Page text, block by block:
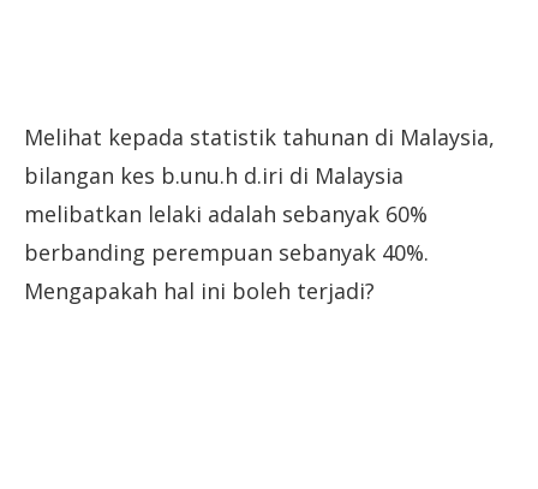
Melihat kepada statistik tahunan di Malaysia,
bilangan kes b.unu.h d.iri di Malaysia
melibatkan lelaki adalah sebanyak 60%
berbanding perempuan sebanyak 40%.
Mengapakah hal ini boleh terjadi?